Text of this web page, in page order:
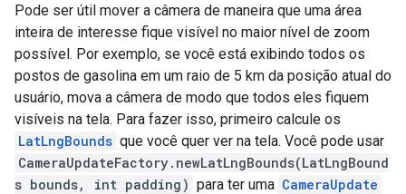
Pode ser útil mover a câmera de maneira que uma área
inteira de interesse fique visível no maior nível de zoom
possível. Por exemplo, se você está exibindo todos os
postos de gasolina em um raio de 5 km da posição atual do
usuário, mova a câmera de modo que todos eles fiquem
visíveis na tela. Para fazer isso, primeiro calcule os
LatLngBounds que você quer ver na tela. Você pode usar
CameraUpdateFactory.newLatLngBounds(LatLngBound
s bounds, int padding) para ter uma CameraUpdate